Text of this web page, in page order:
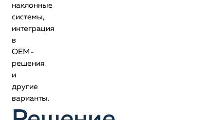
наклонные
системы,
интеграция
в
OEM-
решения
и
другие
варианты.